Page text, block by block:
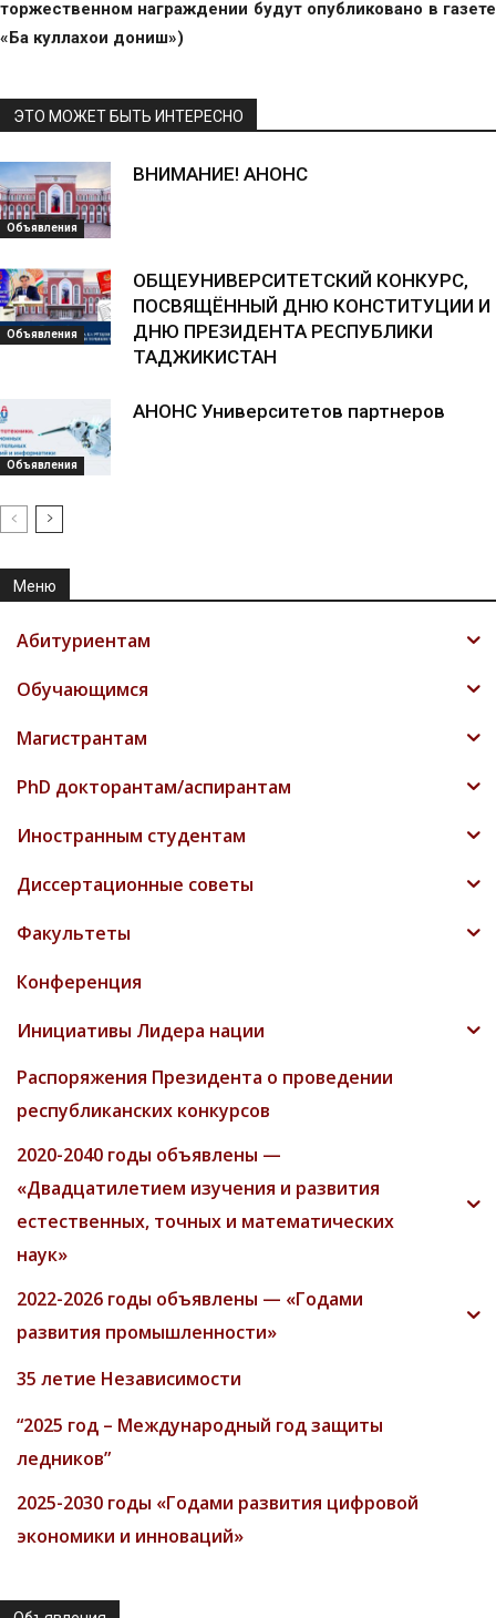
торжественном награждении будут опубликовано в газете
«Ба куллахои дониш»)
ЭТО МОЖЕТ БЫТЬ ИНТЕРЕСНО
Объявления
ВНИМАНИЕ! АНОНС
Объявления
ОБЩЕУНИВЕРСИТЕТСКИЙ КОНКУРС,
ПОСВЯЩЁННЫЙ ДНЮ КОНСТИТУЦИИ И
ДНЮ ПРЕЗИДЕНТА РЕСПУБЛИКИ
ТАДЖИКИСТАН
Объявления
АНОНС Университетов партнеров
Меню
Абитуриентам
Обучающимся
Магистрантам
PhD докторантам/аспирантам
Иностранным студентам
Диссертационные советы
Факультеты
Конференция
Инициативы Лидера нации
Распоряжения Президента о проведении
республиканских конкурсов
2020-2040 годы объявлены —
«Двадцатилетием изучения и развития
естественных, точных и математических
наук»
2022-2026 годы объявлены — «Годами
развития промышленности»
35 летие Независимости
“2025 год – Международный год защиты
ледников”
2025-2030 годы «Годами развития цифровой
экономики и инноваций»